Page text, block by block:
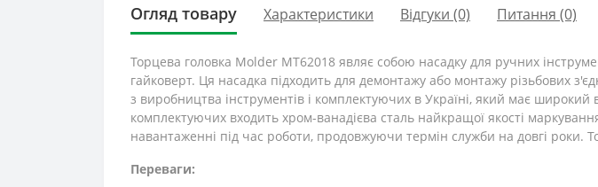
Огляд товару Характеристики Відгуки (0) Питання (0)
Торцева головка Molder MT62018 являє собою насадку для ручних
гайковерт. Ця насадка підходить для демонтажу або монтажу різьбових
з виробництва інструментів і комплектуючих в Україні, який має широкий
комплектуючих входить хром-ванадієва сталь найкращої якості
навантаженні під час роботи, продовжуючи термін служби на довгі
Переваги: